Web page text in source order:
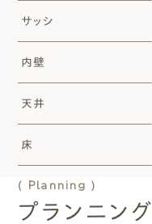
サッシ
内壁
天井
床
( Planning )
プランニング